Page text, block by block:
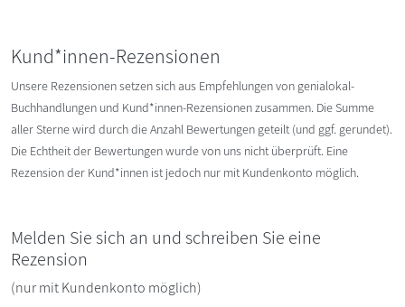
Kund*innen-Rezensionen
Unsere Rezensionen setzen sich aus Empfehlungen von genialokal-
Buchhandlungen und Kund*innen-Rezensionen zusammen. Die Summe
aller Sterne wird durch die Anzahl Bewertungen geteilt (und ggf. gerundet).
Die Echtheit der Bewertungen wurde von uns nicht überprüft. Eine
Rezension der Kund*innen ist jedoch nur mit Kundenkonto möglich.
Melden Sie sich an und schreiben Sie eine
Rezension
(nur mit Kundenkonto möglich)